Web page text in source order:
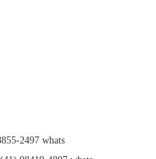
2497 whats